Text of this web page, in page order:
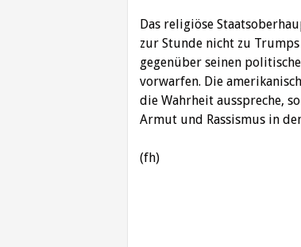
Das religiöse
zur Stunde nicht zu
gegenüber seinen
vorwarfen. Die
die Wahrheit ausspreche,
Armut und Rassismus in
(fh)